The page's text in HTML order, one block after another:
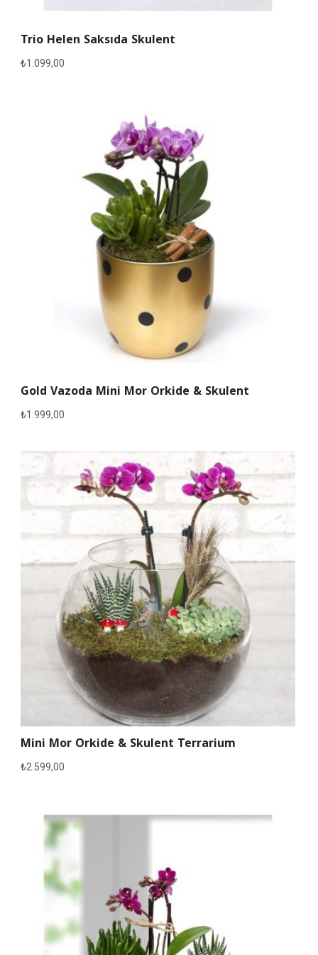
Trio Helen Saksıda Skulent
₺1.099,00
Gold Vazoda Mini Mor Orkide & Skulent
₺1.999,00
Mini Mor Orkide & Skulent Terrarium
₺2.599,00